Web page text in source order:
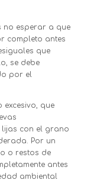
no esperar a que
completo antes
que
se debe
por el
que
lijas con el grano
Por un
o restos de
antes
ambiental